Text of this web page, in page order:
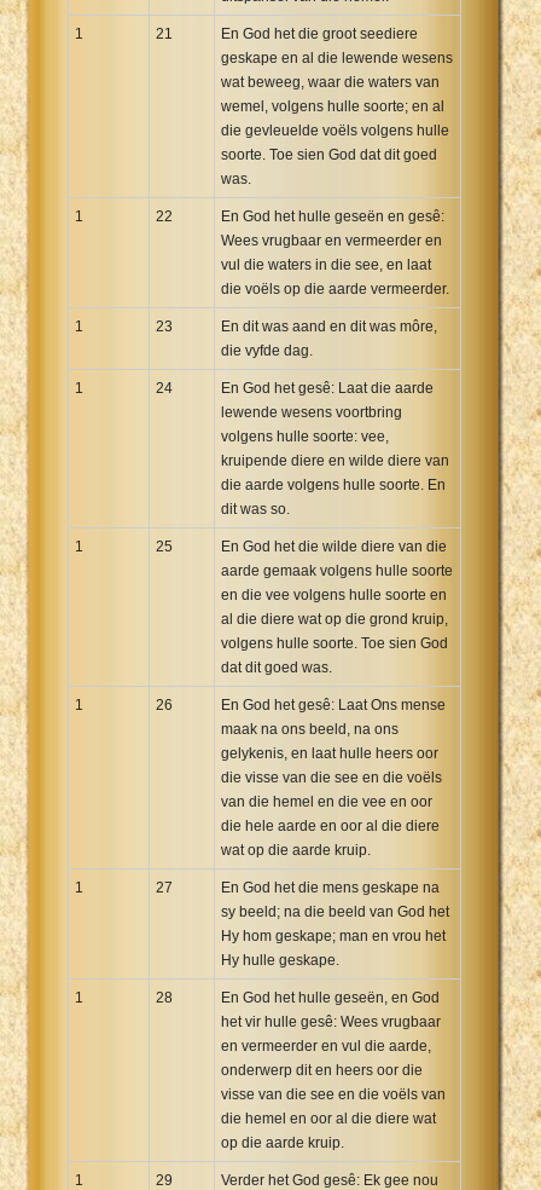
1 21
En God het die groot seediere
geskape en al die lewende wesens
wat beweeg, waar die waters van
wemel, volgens hulle soorte; en al
die gevleuelde voëls volgens hulle
soorte. Toe sien God dat dit goed
was.
1 22
En God het hulle geseën en gesê:
Wees vrugbaar en vermeerder en
vul die waters in die see, en laat
die voëls op die aarde vermeerder.
1 23
En dit was aand en dit was môre,
die vyfde dag.
1 24
En God het gesê: Laat die aarde
lewende wesens voortbring
volgens hulle soorte: vee,
kruipende diere en wilde diere van
die aarde volgens hulle soorte. En
dit was so.
1 25
En God het die wilde diere van die
aarde gemaak volgens hulle soorte
en die vee volgens hulle soorte en
al die diere wat op die grond kruip,
volgens hulle soorte. Toe sien God
dat dit goed was.
1 26
En God het gesê: Laat Ons mense
maak na ons beeld, na ons
gelykenis, en laat hulle heers oor
die visse van die see en die voëls
van die hemel en die vee en oor
die hele aarde en oor al die diere
wat op die aarde kruip.
1 27
En God het die mens geskape na
sy beeld; na die beeld van God het
Hy hom geskape; man en vrou het
Hy hulle geskape.
1 28
En God het hulle geseën, en God
het vir hulle gesê: Wees vrugbaar
en vermeerder en vul die aarde,
onderwerp dit en heers oor die
visse van die see en die voëls van
die hemel en oor al die diere wat
op die aarde kruip.
1 29
Verder het God gesê: Ek gee nou